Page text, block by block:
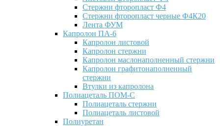
Стержни фторопласт Ф4
Стержни фторопласт черные Ф4К20
Лента ФУМ
Капролон ПА-6
Капролон листовой
Капролон стержни
Капролон маслонаполненный стержни
Капролон графитонаполненный
стержни
Втулки из капролона
Полиацеталь ПОМ-С
Полиацеталь стержни
Полиацеталь листовой
Полиуретан